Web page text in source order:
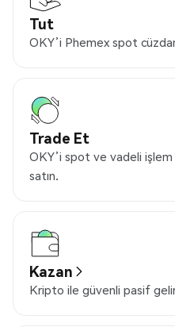
Tut
OKY’i Phemex spot
Trade Et
OKY’i spot ve vadeli işlem
satın.
Kazan
Kripto ile güvenli pasif gelir